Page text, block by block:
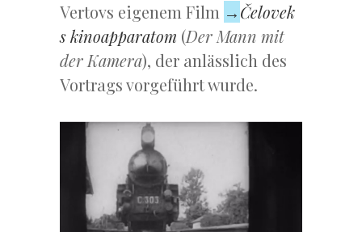
Vertovs eigenem Film →Čelovek
s kinoapparatom (Der Mann mit
der Kamera), der anlässlich des
Vortrags vorgeführt wurde.